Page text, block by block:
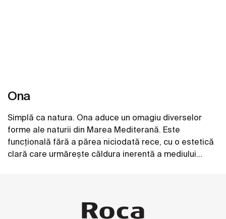
Ona
Simplă ca natura. Ona aduce un omagiu diverselor
forme ale naturii din Marea Mediterană. Este
funcțională fără a părea niciodată rece, cu o estetică
clară care urmărește căldura inerentă a mediului